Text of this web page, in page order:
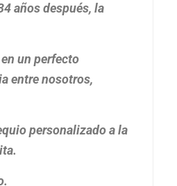
años después, la
un perfecto
entre nosotros,
personalizado a la